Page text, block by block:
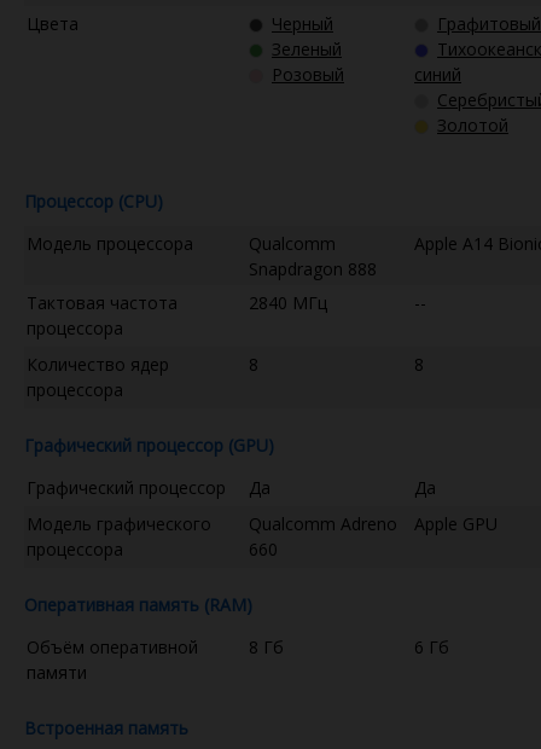
Цвета
Черный
Зеленый
Розовый
Графитовый
синий
Золотой
Процессор (CPU)
Модель процессора
Qualcomm
Snapdragon 888
Apple A14
Тактовая частота
процессора
2840 МГц --
Количество ядер
процессора
8 8
Графический процессор (GPU)
Графический процессор
Да
Да
Модель графического
процессора
Qualcomm Adreno
660
Apple GPU
Оперативная память (RAM)
Объём оперативной
памяти
8 Гб 6 Гб
Встроенная память